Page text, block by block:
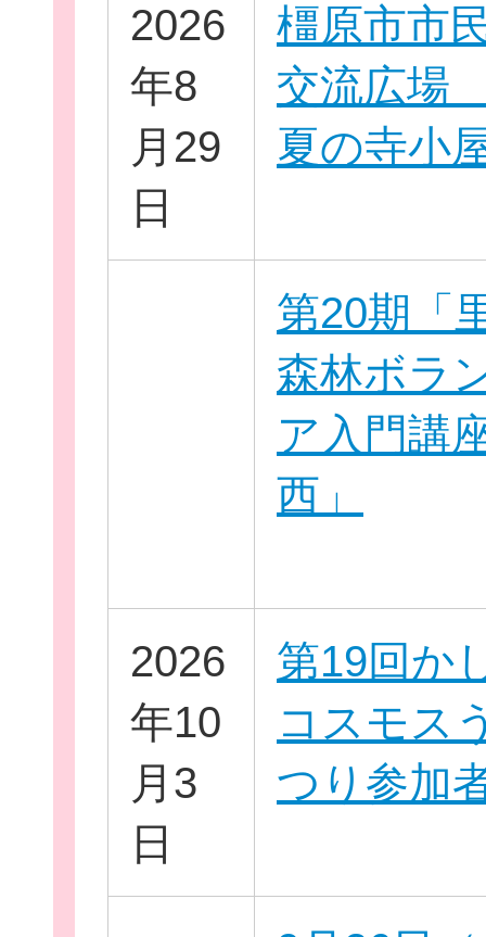
お役立ち情報
相談窓口一覧
ログイ
2026
年8
月29
日
橿原市市
交流広場
夏の寺小
第20期「
森林ボラ
ア入門講
西」
2026
年10
月3
日
第19回か
コスモス
つり参加